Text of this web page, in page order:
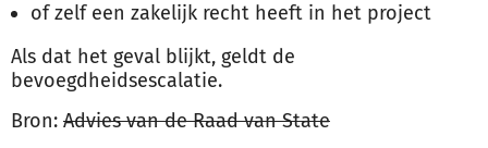
of zelf een zakelijk recht heeft in het project
Als dat het geval blijkt, geldt de
bevoegdheidsescalatie.
Bron: Advies van de Raad van State